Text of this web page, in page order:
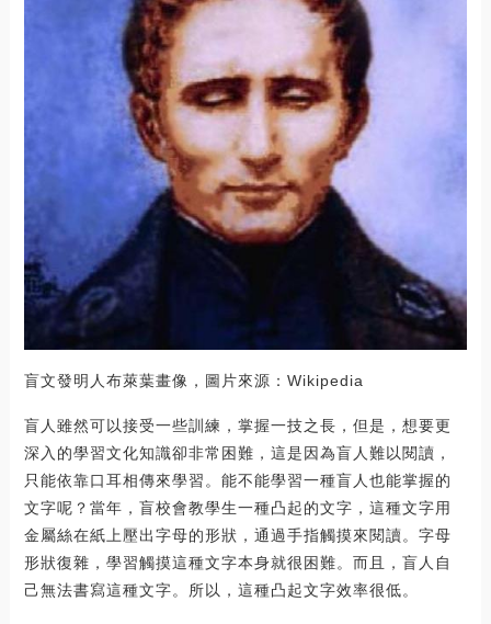
盲文發明人布萊葉畫像，圖片來源：Wikipedia
盲人雖然可以接受一些訓練，掌握一技之長，但是，想要更
深入的學習文化知識卻非常困難，這是因為盲人難以閱讀，
只能依靠口耳相傳來學習。能不能學習一種盲人也能掌握的
文字呢？當年，盲校會教學生一種凸起的文字，這種文字用
金屬絲在紙上壓出字母的形狀，通過手指觸摸來閱讀。字母
形狀復雜，學習觸摸這種文字本身就很困難。而且，盲人自
己無法書寫這種文字。所以，這種凸起文字效率很低。